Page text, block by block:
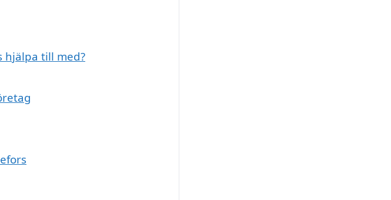
hjälpa till med?